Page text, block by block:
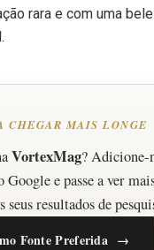
rara e com uma
CHEGAR MAIS LONGE
VortexMag? Adicione-
e passe a ver
seus resultados de
Fonte Preferida →